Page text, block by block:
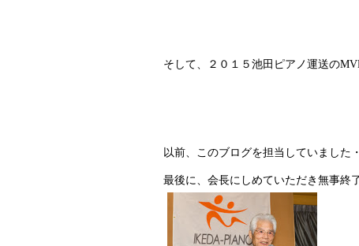
そして、２０１５池田ピアノ運送の
以前、このブログを担当していました
最後に、会長にしめていただき無事終